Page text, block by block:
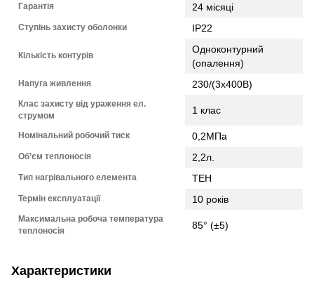
Гарантія 24 місяці
Ступінь захисту оболонки IP22
Кількість контурів
Одноконтурний
(опалення)
Напуга живлення 230/(3х400В)
Клас захисту від ураження ел.
струмом
1 клас
Номінальний робочий тиск 0,2МПа
Об’єм теплоносія 2,2л.
Тип нагрівального елемента ТЕН
Термін експлуатації 10 років
Максимальна робоча температура
теплоносія
85° (±5)
Характеристики